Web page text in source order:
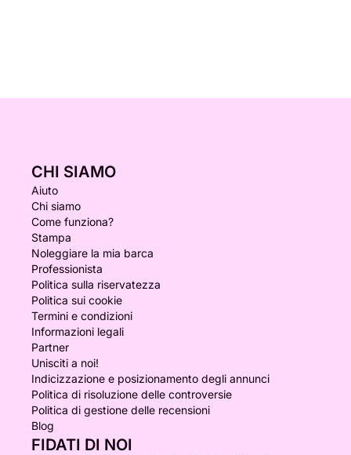
CHI SIAMO
Aiuto
Chi siamo
Come funziona?
Stampa
Noleggiare la mia barca
Professionista
Politica sulla riservatezza
Politica sui cookie
Termini e condizioni
Informazioni legali
Partner
Unisciti a noi!
Indicizzazione e posizionamento degli annunci
Politica di risoluzione delle controversie
Politica di gestione delle recensioni
Blog
FIDATI DI NOI